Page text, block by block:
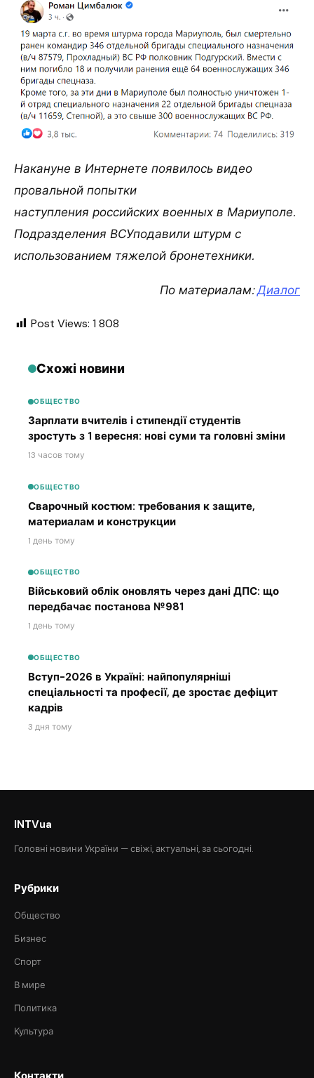
Накануне в Интернете появилось видео
провальной попытки
наступления российских военных в Мариуполе.
Подразделения ВСУподавили штурм с
использованием тяжелой бронетехники.
По материалам:Диалог
Post Views: 1 808
Схожі новини
ОБЩЕСТВО
Зарплати вчителів і стипендії студентів
зростуть з 1 вересня: нові суми та головні зміни
13 часов тому
ОБЩЕСТВО
Сварочный костюм: требования к защите,
материалам и конструкции
1 день тому
ОБЩЕСТВО
Військовий облік оновлять через дані ДПС: що
передбачає постанова №981
1 день тому
ОБЩЕСТВО
Вступ-2026 в Україні: найпопулярніші
спеціальності та професії, де зростає дефіцит
кадрів
3 дня тому
INTVua
Головні новини України — свіжі, актуальні, за сьогодні.
Рубрики
Общество
Бизнес
Спорт
В мире
Политика
Культура